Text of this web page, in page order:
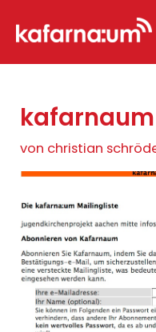
Inhalt
von christian